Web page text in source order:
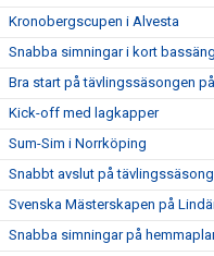
Kronobergscupen i Alvesta
Snabba simningar i kort bassäng
Bra start på tävlingssäsongen
Kick-off med lagkapper
Sum-Sim i Norrköping
Snabbt avslut på
Svenska Mästerskapen på
Snabba simningar på